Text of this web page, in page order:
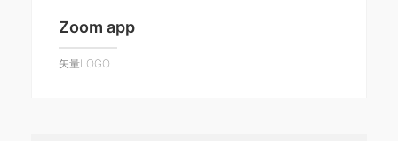
Zoom app
矢量LOGO